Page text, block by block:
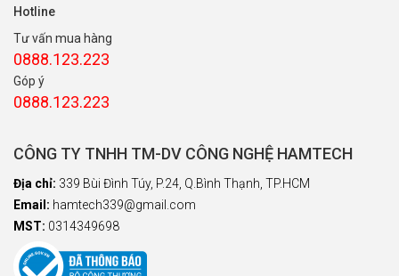
Hotline
Tư vấn mua hàng
0888.123.223
Góp ý
0888.123.223
CÔNG TY TNHH TM-DV CÔNG NGHỆ HAMTECH
Địa chỉ: 339 Bùi Đình Túy, P.24, Q.Bình Thạnh, TP.HCM
Email: hamtech339@gmail.com
MST: 0314349698